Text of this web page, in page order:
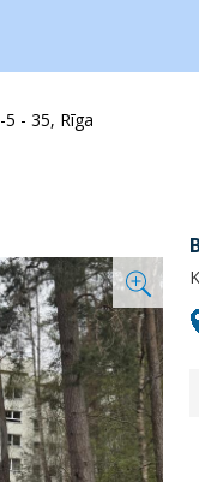
- 35, Rīga